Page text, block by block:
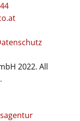
2022. All